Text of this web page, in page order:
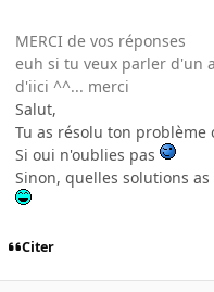
MERCI de vos réponses
euh si tu veux parler d'un
d'iici ^^... merci
Salut,
Tu as résolu ton problème
Si oui n'oublies pas
Sinon, quelles solutions as
Citer